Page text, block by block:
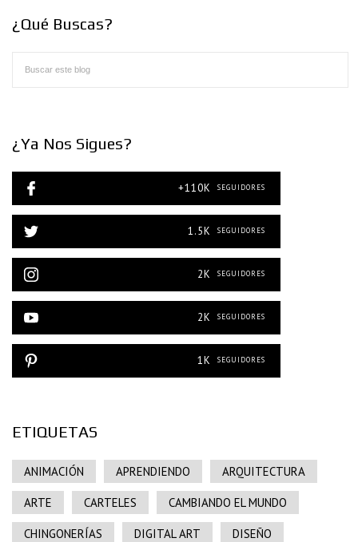
¿Qué Buscas?
¿Ya Nos Sigues?
+110K SEGUIDORES
1.5K SEGUIDORES
2K SEGUIDORES
2K SEGUIDORES
1K SEGUIDORES
ETIQUETAS
ANIMACIÓN APRENDIENDO ARQUITECTURA
ARTE CARTELES CAMBIANDO EL MUNDO
CHINGONERÍAS DIGITAL ART DISEÑO